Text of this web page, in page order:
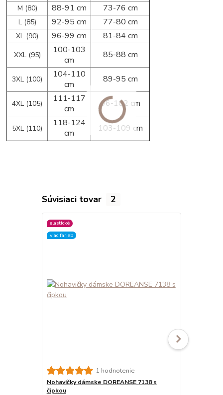
M (80) 88-91 cm 73-76 cm
L (85) 92-95 cm 77-80 cm
XL (90) 96-99 cm 81-84 cm
XXL (95)
100-103
cm
85-88 cm
3XL (100)
104-110
cm
89-95 cm
4XL (105)
111-117
cm
96-102 cm
5XL (110)
118-124
cm
103-109 cm
Súvisiaci tovar 2
elastické
viac farieb
1 hodnotenie
Nohavičky dámske DOREANSE 7138 s
čipkou